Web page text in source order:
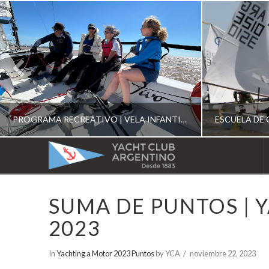
PROGRAMA RECREATIVO | VELA INFANTIL, JUVENIL Y DE CRUCERO 2026
ESCUELA RECREATIVA 2026
YACHT
CLUB
ARGENTINO
SUMA DE PUNTOS |
2023
InYachting a Motor 2023 Puntosby YCA noviembre 22, 2023